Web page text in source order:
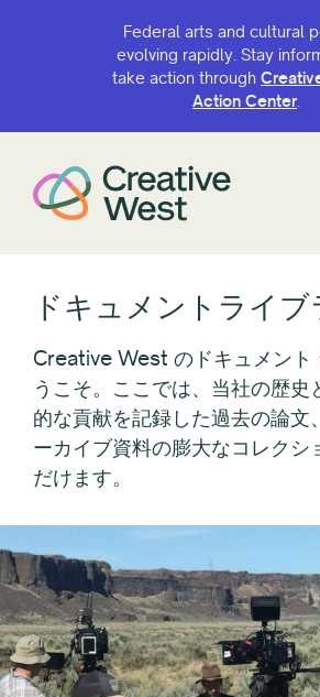
Federal arts and cultural
evolving rapidly. Stay
take action through
Action Center.
ドキュメントライブ
Creative West のドキュメント
うこそ。ここでは、当社の歴史
的な貢献を記録した過去の論文
ーカイブ資料の膨大なコレクシ
だけます。
フィルター条件
カテゴリ
ファイルタイプ
著作
出版年
すべてリセット